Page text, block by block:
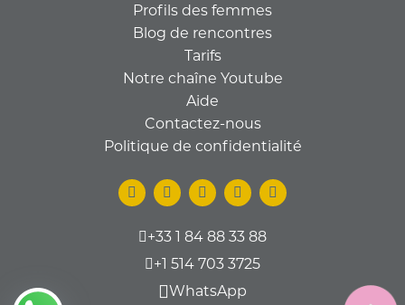
Profils des femmes
Blog de rencontres
Tarifs
Notre chaîne Youtube
Aide
Contactez-nous
Politique de confidentialité
+33 1 84 88 33 88
+1 514 703 3725
WhatsApp